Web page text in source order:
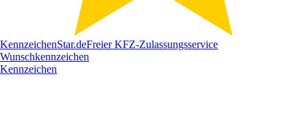
KennzeichenStar.deFreier KFZ-Zulassungsservice
Wunschkennzeichen
Kennzeichen